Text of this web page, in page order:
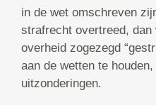
in de wet omschreven
strafrecht overtreed,
overheid zogezegd
aan de wetten te
uitzonderingen.